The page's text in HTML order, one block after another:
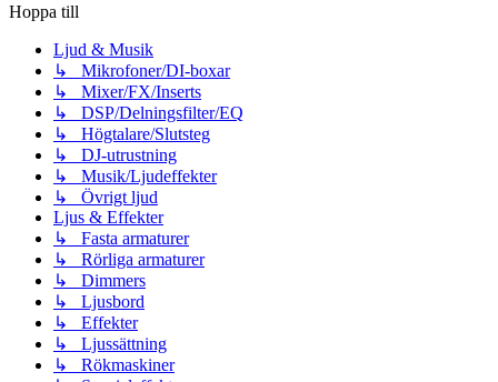
Hoppa till
Ljud & Musik
↳ Mikrofoner/DI-boxar
↳ Mixer/FX/Inserts
↳ DSP/Delningsfilter/EQ
↳ Högtalare/Slutsteg
↳ DJ-utrustning
↳ Musik/Ljudeffekter
↳ Övrigt ljud
Ljus & Effekter
↳ Fasta armaturer
↳ Rörliga armaturer
↳ Dimmers
↳ Ljusbord
↳ Effekter
↳ Ljussättning
↳ Rökmaskiner